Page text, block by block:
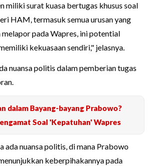
miliki surat kuasa bertugas khusus soal
HAM, termasuk semua urusan yang
pada Wapres, ini potential
kekuasaan sendiri," jelasnya.
nuansa politis dalam pemberian tugas
dalam Bayang-bayang Prabowo?
Soal 'Kepatuhan' Wapres
ada nuansa politis, di mana Prabowo
keberpihakannya pada